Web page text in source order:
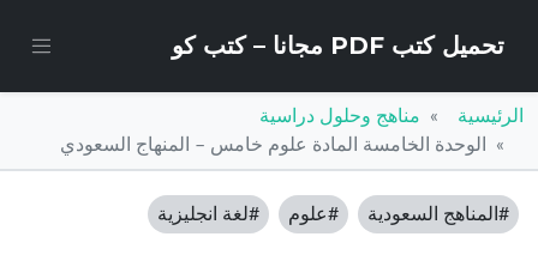
تحميل كتب PDF مجانا – كتب كو
الرئيسية
مناهج وحلول دراسية
الوحدة الخامسة المادة علوم خامس – المنهاج السعودي
#المناهج السعودية #علوم #لغة انجليزية